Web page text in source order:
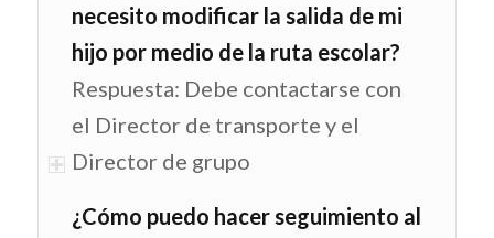
necesito modificar la salida de mi
hijo por medio de la ruta escolar?
Respuesta: Debe contactarse con
el Director de transporte y el
Director de grupo
¿Cómo puedo hacer seguimiento al